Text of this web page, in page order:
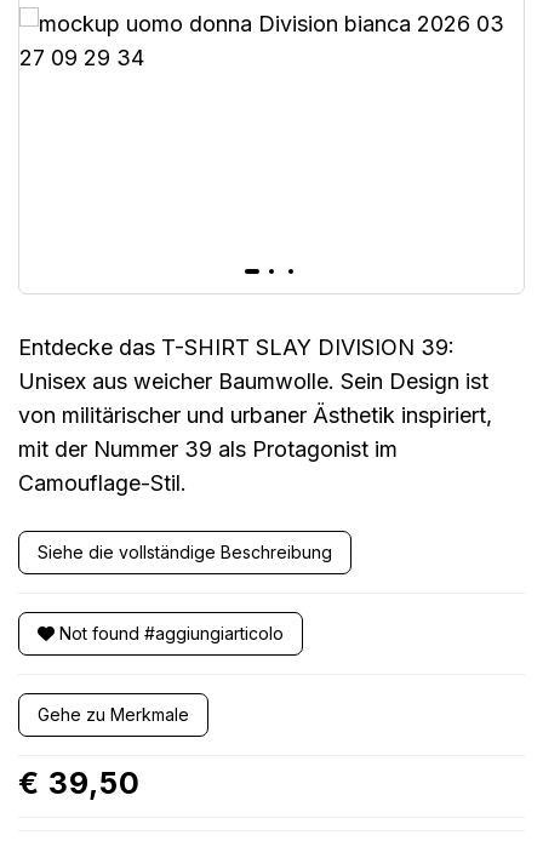
Entdecke das T-SHIRT SLAY DIVISION 39:
Unisex aus weicher Baumwolle. Sein Design ist
von militärischer und urbaner Ästhetik inspiriert,
mit der Nummer 39 als Protagonist im
Camouflage-Stil.
Siehe die vollständige Beschreibung
Not found #aggiungiarticolo
Gehe zu Merkmale
€ 39,50